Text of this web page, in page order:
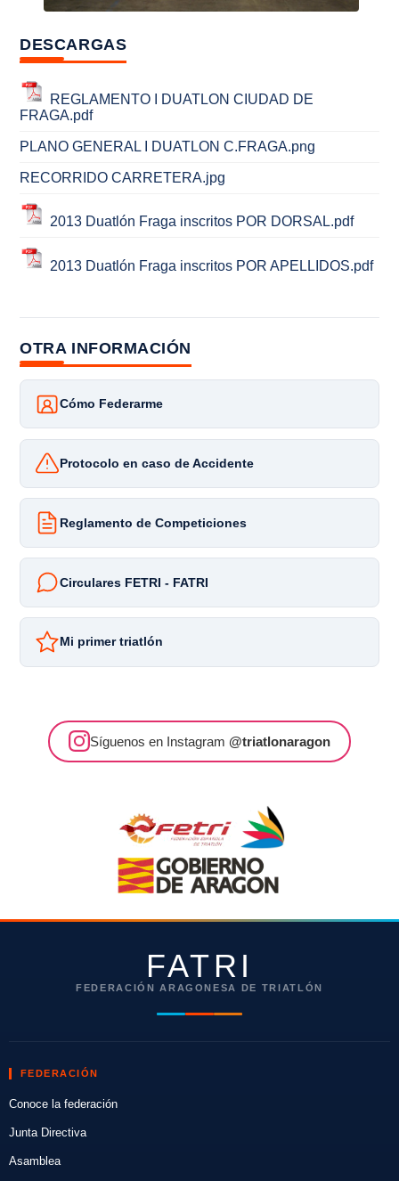
DESCARGAS
REGLAMENTO I DUATLON CIUDAD DE
FRAGA.pdf
PLANO GENERAL I DUATLON C.FRAGA.png
RECORRIDO CARRETERA.jpg
2013 Duatlón Fraga inscritos POR DORSAL.pdf
2013 Duatlón Fraga inscritos POR APELLIDOS.pdf
OTRA INFORMACIÓN
Cómo Federarme
Protocolo en caso de Accidente
Reglamento de Competiciones
Circulares FETRI - FATRI
Mi primer triatlón
Síguenos en Instagram @triatlonaragon
FATRI
FEDERACIÓN ARAGONESA DE TRIATLÓN
FEDERACIÓN
Conoce la federación
Junta Directiva
Asamblea